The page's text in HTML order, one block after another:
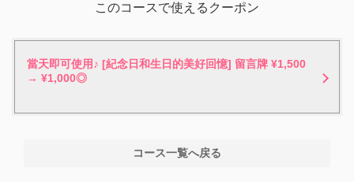
このコースで使えるクーポン
當天即可使用♪ [紀念日和生日的美好回憶] 留言牌 ¥1,500
→ ¥1,000◎
コース一覧へ戻る